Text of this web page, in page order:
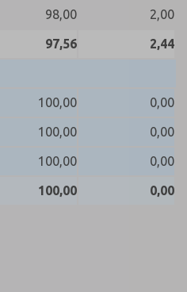
98,00 2,00
97,56 2,44
100,00 0,00
100,00 0,00
100,00 0,00
100,00
0,00